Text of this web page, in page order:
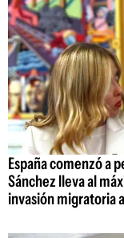
España comenzó a
Sánchez lleva al
invasión migratoria